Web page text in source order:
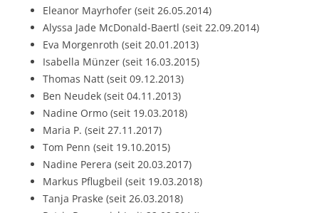
Eleanor Mayrhofer (seit 26.05.2014)
Alyssa Jade McDonald-Baertl (seit 22.09.2014)
Eva Morgenroth (seit 20.01.2013)
Isabella Münzer (seit 16.03.2015)
Thomas Natt (seit 09.12.2013)
Ben Neudek (seit 04.11.2013)
Nadine Ormo (seit 19.03.2018)
Maria P. (seit 27.11.2017)
Tom Penn (seit 19.10.2015)
Nadine Perera (seit 20.03.2017)
Markus Pflugbeil (seit 19.03.2018)
Tanja Praske (seit 26.03.2018)